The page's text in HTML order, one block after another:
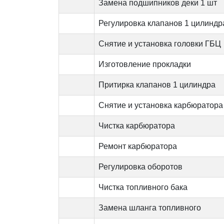
Замена подшипников деки 1 шт
Регулировка клапанов 1
Снятие и установка головки ГБЦ
Изготовление прокладки
Притирка клапанов 1 цилиндра
Снятие и установка карбюратора
Чистка карбюратора
Ремонт карбюратора
Регулировка оборотов
Чистка топливного бака
Замена шланга топливного